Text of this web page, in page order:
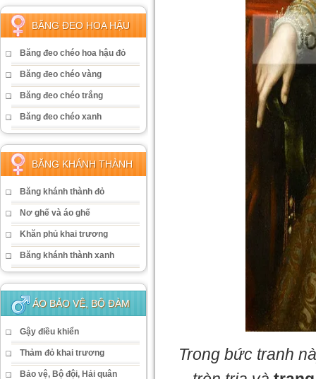
BĂNG ĐEO HOA HẬU
Băng đeo chéo hoa hậu đỏ
Băng đeo chéo vàng
Băng đeo chéo trắng
Băng đeo chéo xanh
BĂNG KHÁNH THÀNH
Băng khánh thành đỏ
Nơ ghế và áo ghế
Khăn phủ khai trương
Băng khánh thành xanh
ÁO BẢO VỆ, BỘ ĐÀM
Gậy điều khiển
Thảm đỏ khai trương
Bảo vệ, Bộ đội, Hải quân
Trong bức tranh